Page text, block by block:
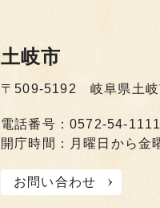
土岐市
〒509-5192 岐阜県土岐
電話番号：0572-54-1111
開庁時間：月曜日から
お問い合わせ